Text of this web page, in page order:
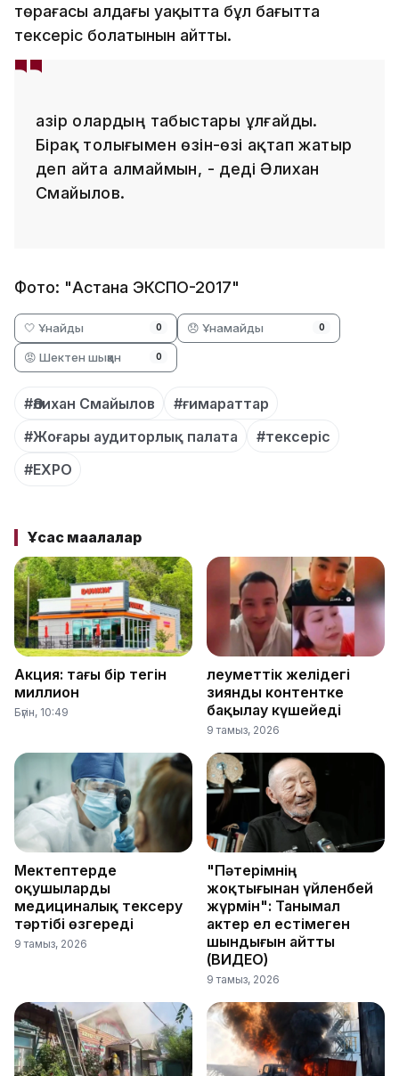
төрағасы алдағы уақытта бұл бағытта
тексеріс болатынын айтты.
Қазір олардың табыстары ұлғайды.
Бірақ толығымен өзін-өзі ақтап жатыр
деп айта алмаймын, - деді Әлихан
Смайылов.
Фото: "Астана ЭКСПО-2017"
🤍 Ұнайды 0 😞 Ұнамайды 0
😡 Шектен шыққан 0
#Әлихан Смайылов
#ғимараттар
#Жоғары аудиторлық палата
#тексеріс
#EXPO
Ұқсас мақалалар
Акция: тағы бір тегін
миллион
Бүгін, 10:49
Әлеуметтік желідегі
зиянды контентке
бақылау күшейеді
9 тамыз, 2026
Мектептерде
оқушыларды
медициналық тексеру
тәртібі өзгереді
9 тамыз, 2026
"Пәтерімнің
жоқтығынан үйленбей
жүрмін": Танымал
актер ел естімеген
шындығын айтты
(ВИДЕО)
9 тамыз, 2026